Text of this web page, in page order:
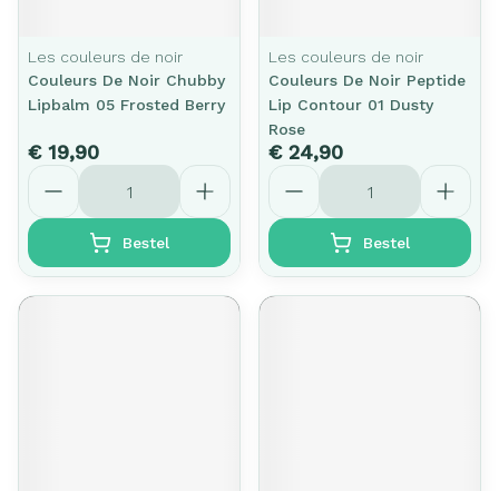
Les couleurs de noir
Couleurs De Noir Chubby
Lipbalm 05 Frosted Berry
€ 19,90
Aantal
Bestel
Les couleurs de noir
Couleurs De Noir Peptide
Lip Contour 01 Dusty
Rose
€ 24,90
Aantal
Bestel